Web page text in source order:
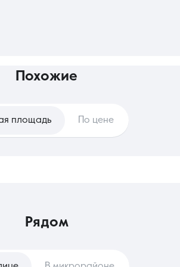
трат.похожие
площадь По цене
рядом